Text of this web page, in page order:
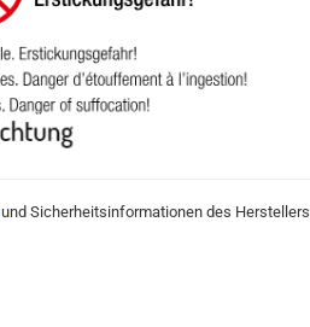
und Sicherheitsinformationen des Herstellers